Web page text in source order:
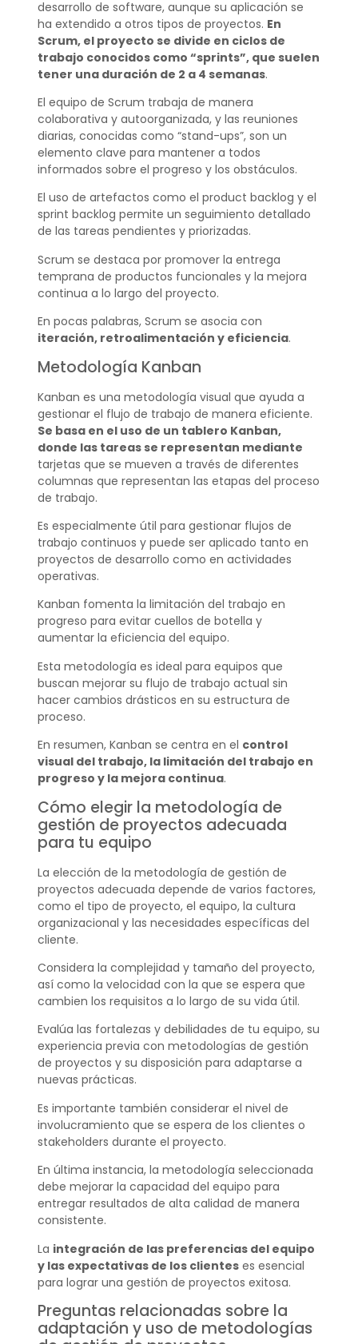
desarrollo de software, aunque su aplicación se
ha extendido a otros tipos de proyectos. En
Scrum, el proyecto se divide en ciclos de
trabajo conocidos como “sprints”, que suelen
tener una duración de 2 a 4 semanas.
El equipo de Scrum trabaja de manera
colaborativa y autoorganizada, y las reuniones
diarias, conocidas como “stand-ups”, son un
elemento clave para mantener a todos
informados sobre el progreso y los obstáculos.
El uso de artefactos como el product backlog y el
sprint backlog permite un seguimiento detallado
de las tareas pendientes y priorizadas.
Scrum se destaca por promover la entrega
temprana de productos funcionales y la mejora
continua a lo largo del proyecto.
En pocas palabras, Scrum se asocia con
iteración, retroalimentación y eficiencia.
Metodología Kanban
Kanban es una metodología visual que ayuda a
gestionar el flujo de trabajo de manera eficiente.
Se basa en el uso de un tablero Kanban,
donde las tareas se representan mediante
tarjetas que se mueven a través de diferentes
columnas que representan las etapas del proceso
de trabajo.
Es especialmente útil para gestionar flujos de
trabajo continuos y puede ser aplicado tanto en
proyectos de desarrollo como en actividades
operativas.
Kanban fomenta la limitación del trabajo en
progreso para evitar cuellos de botella y
aumentar la eficiencia del equipo.
Esta metodología es ideal para equipos que
buscan mejorar su flujo de trabajo actual sin
hacer cambios drásticos en su estructura de
proceso.
En resumen, Kanban se centra en el control
visual del trabajo, la limitación del trabajo en
progreso y la mejora continua.
Cómo elegir la metodología de
gestión de proyectos adecuada
para tu equipo
La elección de la metodología de gestión de
proyectos adecuada depende de varios factores,
como el tipo de proyecto, el equipo, la cultura
organizacional y las necesidades específicas del
cliente.
Considera la complejidad y tamaño del proyecto,
así como la velocidad con la que se espera que
cambien los requisitos a lo largo de su vida útil.
Evalúa las fortalezas y debilidades de tu equipo, su
experiencia previa con metodologías de gestión
de proyectos y su disposición para adaptarse a
nuevas prácticas.
Es importante también considerar el nivel de
involucramiento que se espera de los clientes o
stakeholders durante el proyecto.
En última instancia, la metodología seleccionada
debe mejorar la capacidad del equipo para
entregar resultados de alta calidad de manera
consistente.
La integración de las preferencias del equipo
y las expectativas de los clienteses esencial
para lograr una gestión de proyectos exitosa.
Preguntas relacionadas sobre la
adaptación y uso de metodologías